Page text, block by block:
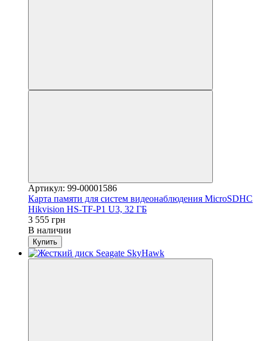
Артикул: 99-00001586
Карта памяти для систем видеонаблюдения MicroSDHC
Hikvision HS-TF-P1 U3, 32 ГБ
3 555 грн
В наличии
Купить